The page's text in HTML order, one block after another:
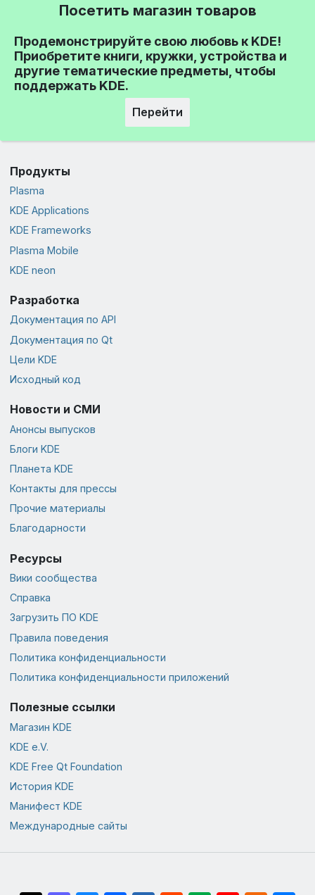
Посетить магазин товаров
Продемонстрируйте свою любовь к KDE!
Приобретите книги, кружки, устройства и
другие тематические предметы, чтобы
поддержать KDE.
Перейти
Продукты
Plasma
KDE Applications
KDE Frameworks
Plasma Mobile
KDE neon
Разработка
Документация по API
Документация по Qt
Цели KDE
Исходный код
Новости и СМИ
Анонсы выпусков
Блоги KDE
Планета KDE
Контакты для прессы
Прочие материалы
Благодарности
Ресурсы
Вики сообщества
Справка
Загрузить ПО KDE
Правила поведения
Политика конфиденциальности
Политика конфиденциальности приложений
Полезные ссылки
Магазин KDE
KDE e.V.
KDE Free Qt Foundation
История KDE
Манифест KDE
Международные сайты